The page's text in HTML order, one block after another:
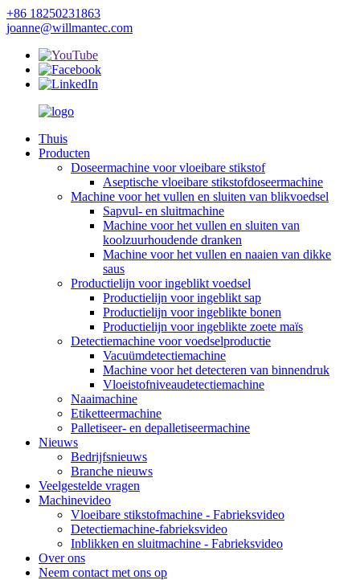
+86 18250231863
joanne@willmantec.com
Thuis
Producten
Doseermachine voor vloeibare stikstof
Aseptische vloeibare stikstofdoseermachine
Machine voor het vullen en sluiten van blikvoedsel
Sapvul- en sluitmachine
Machine voor het vullen en sluiten van
koolzuurhoudende dranken
Machine voor het vullen en naaien van dikke
saus
Productielijn voor ingeblikt voedsel
Productielijn voor ingeblikt sap
Productielijn voor ingeblikte bonen
Productielijn voor ingeblikte zoete maïs
Detectiemachine voor voedselproductie
Vacuümdetectiemachine
Machine voor het detecteren van binnendruk
Vloeistofniveaudetectiemachine
Naaimachine
Etiketteermachine
Palletiseer- en depalletiseermachine
Nieuws
Bedrijfsnieuws
Branche nieuws
Veelgestelde vragen
Machinevideo
Vloeibare stikstofmachine - Fabrieksvideo
Detectiemachine-fabrieksvideo
Inblikken en sluitmachine - Fabrieksvideo
Over ons
Neem contact met ons op